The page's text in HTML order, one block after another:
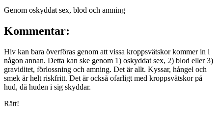
Genom oskyddat sex, blod och amning
Kommentar:
Hiv kan bara överföras genom att vissa kroppsvätskor kommer in i
någon annan. Detta kan ske genom 1) oskyddat sex, 2) blod eller 3)
graviditet, förlossning och amning. Det är allt. Kyssar, hångel och
smek är helt riskfritt. Det är också ofarligt med kroppsvätskor på
hud, då huden i sig skyddar.
Rätt!